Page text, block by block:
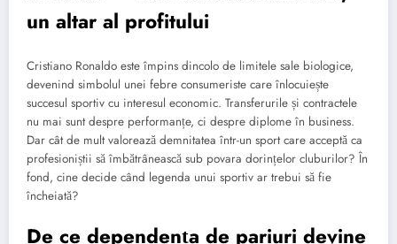
un altar al profitului
Cristiano Ronaldo este împins dincolo de limitele sale biologice,
devenind simbolul unei febre consumeriste care înlocuiește
succesul sportiv cu interesul economic. Transferurile și contractele
nu mai sunt despre performanțe, ci despre diplome în business.
Dar cât de mult valorează demnitatea într-un sport care acceptă ca
profesioniștii să îmbătrânească sub povara dorințelor cluburilor? În
fond, cine decide când legenda unui sportiv ar trebui să fie
încheiată?
De ce dependența de pariuri devine